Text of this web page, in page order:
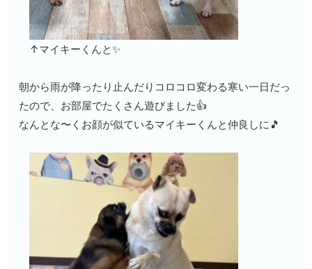
↑マイキーくんと✨
朝から雨が降ったり止んだりコロコロ変わる寒い一日だっ
たので、お部屋でたくさん遊びました👍
なんとな〜くお顔が似ているマイキーくんと仲良しに🎵